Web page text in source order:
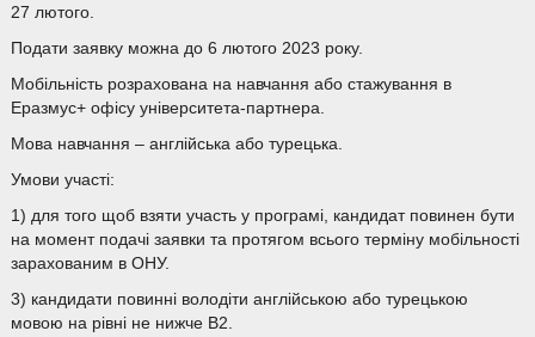
27 лютого.
Подати заявку можна до 6 лютого 2023 року.
Мобільність розрахована на навчання або стажування в
Еразмус+ офісу університета-партнера.
Мова навчання – англійська або турецька.
Умови участі:
1) для того щоб взяти участь у програмі, кандидат повинен бути
на момент подачі заявки та протягом всього терміну мобільності
зарахованим в ОНУ.
3) кандидати повинні володіти англійською або турецькою
мовою на рівні не нижче B2.